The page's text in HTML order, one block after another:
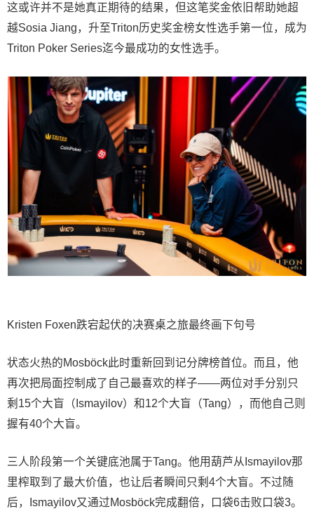
这或许并不是她真正期待的结果，但这笔奖金依旧帮助她超
越Sosia Jiang，升至Triton历史奖金榜女性选手第一位，成为
Triton Poker Series迄今最成功的女性选手。
Kristen Foxen跌宕起伏的决赛桌之旅最终画下句号
状态火热的Mosböck此时重新回到记分牌榜首位。而且，他
再次把局面控制成了自己最喜欢的样子——两位对手分别只
剩15个大盲（Ismayilov）和12个大盲（Tang），而他自己则
握有40个大盲。
三人阶段第一个关键底池属于Tang。他用葫芦从Ismayilov那
里榨取到了最大价值，也让后者瞬间只剩4个大盲。不过随
后，Ismayilov又通过Mosböck完成翻倍，口袋6击败口袋3。